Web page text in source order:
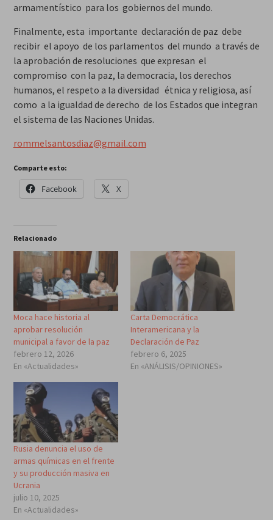
armamentístico para los gobiernos del mundo.
Finalmente, esta importante declaración de paz debe
recibir el apoyo de los parlamentos del mundo a través de
la aprobación de resoluciones que expresan el
compromiso con la paz, la democracia, los derechos
humanos, el respeto a la diversidad étnica y religiosa, así
como a la igualdad de derecho de los Estados que integran
el sistema de las Naciones Unidas.
rommelsantosdiaz@gmail.com
Comparte esto:
Facebook X
Relacionado
Moca hace historia al
aprobar resolución
municipal a favor de la paz
febrero 12, 2026
En «Actualidades»
Carta Democrática
Interamericana y la
Declaración de Paz
febrero 6, 2025
En «ANÁLISIS/OPINIONES»
Rusia denuncia el uso de
armas químicas en el frente
y su producción masiva en
Ucrania
julio 10, 2025
En «Actualidades»